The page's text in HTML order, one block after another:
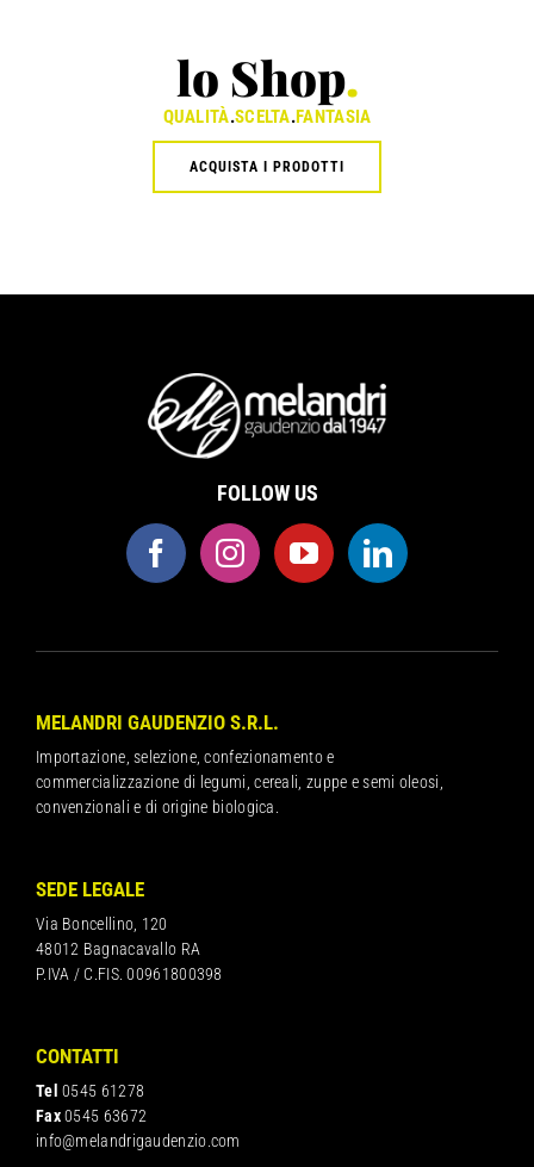
lo Shop.
QUALITÀ.SCELTA.FANTASIA
ACQUISTA I PRODOTTI
FOLLOW US
MELANDRI GAUDENZIO S.R.L.
Importazione, selezione, confezionamento e
commercializzazione di legumi, cereali, zuppe e semi oleosi,
convenzionali e di origine biologica.
SEDE LEGALE
Via Boncellino, 120
48012 Bagnacavallo RA
P.IVA / C.FIS. 00961800398
CONTATTI
Tel 0545 61278
Fax0545 63672
info@melandrigaudenzio.com